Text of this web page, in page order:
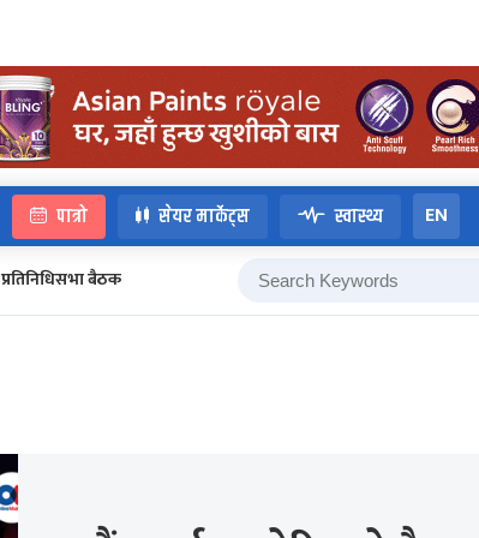
पात्रो सेयर मार्केट्स स्वास्थ्य EN
प्रतिनिधिसभा बैठक